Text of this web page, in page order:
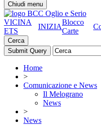
Chiudi menu
VICINA
ETS
INIZIA
Blocco
Carte
Cerca
Home
>
Comunicazione e News
Il Melograno
News
>
News